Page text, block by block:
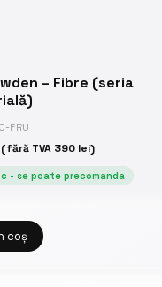
– Fibre (seria
FRU
(fără TVA 390 lei)
- se poate precomanda
coș